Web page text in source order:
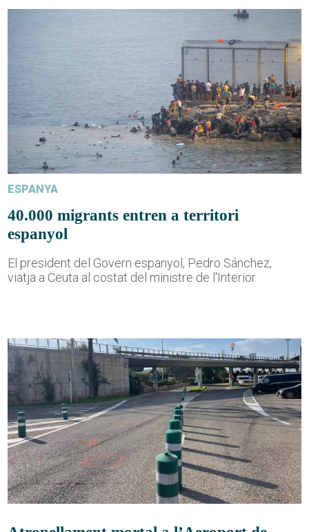
ESPANYA
40.000 migrants entren a territori
espanyol
El president del Govern espanyol, Pedro Sánchez,
viatja a Ceuta al costat del ministre de l'Interior